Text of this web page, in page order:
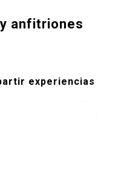
anfitriones
experiencias